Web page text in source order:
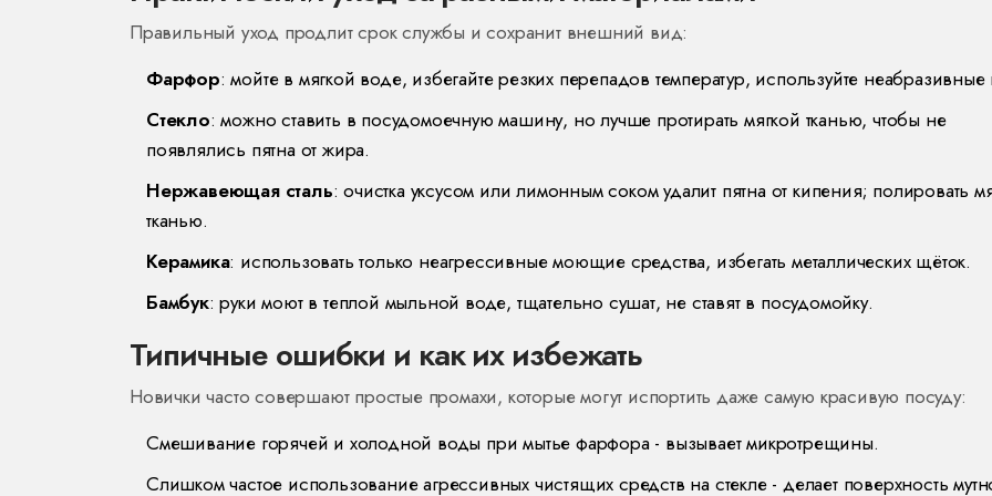
Правильный уход продлит срок службы и сохранит внешний вид:
Фарфор: мойте в мягкой воде, избегайте резких перепадов температур, используйте неабразивные
Стекло: можно ставить в посудомоечную машину, но лучше протирать мягкой тканью, чтобы не
появлялись пятна от жира.
Нержавеющая сталь: очистка уксусом или лимонным соком удалит пятна от кипения; полировать
тканью.
Керамика: использовать только неагрессивные моющие средства, избегать металлических щёток.
Бамбук: руки моют в теплой мыльной воде, тщательно сушат, не ставят в посудомойку.
Типичные ошибки и как их избежать
Новички часто совершают простые промахи, которые могут испортить даже самую красивую посуду:
Смешивание горячей и холодной воды при мытье фарфора - вызывает микротрещины.
Слишком частое использование агрессивных чистящих средств на стекле - делает поверхность